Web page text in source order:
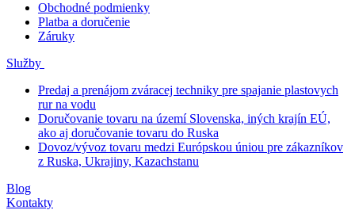
Obchodné podmienky
Platba a doručenie
Záruky
Služby
Predaj a prenájom zváracej techniky pre spajanie plastovych
rur na vodu
Doručovanie tovaru na území Slovenska, iných krajín EÚ,
ako aj doručovanie tovaru do Ruska
Dovoz/vývoz tovaru medzi Európskou úniou pre zákazníkov
z Ruska, Ukrajiny, Kazachstanu
Blog
Kontakty